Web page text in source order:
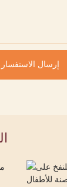
إرسال الاستفسار